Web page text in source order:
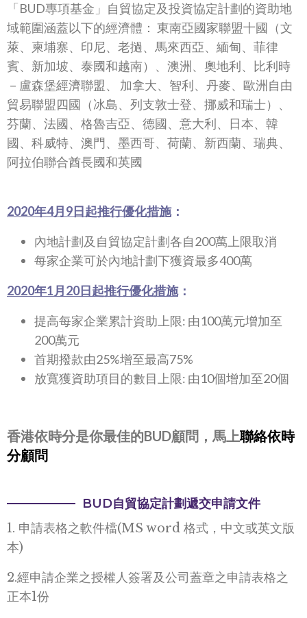
「BUD專項基金」自貿協定及投資協定計劃的資助地
域範圍涵蓋以下的經濟體： 東南亞國家聯盟十國（文
萊、柬埔寨、印尼、老撾、馬來西亞、緬甸、菲律
賓、新加坡、泰國和越南）、澳洲、奧地利、比利時
－盧森堡經濟聯盟、 加拿大、智利、丹麥、歐洲自由
貿易聯盟四國（冰島、列支敦士登、挪威和瑞士）、
芬蘭、法國、格魯吉亞、德國、意大利、日本、韓
國、科威特、澳門、墨西哥、荷蘭、新西蘭、瑞典、
阿拉伯聯合酋長國和英國
2020年4月9日起推行優化措施：
內地計劃及自貿協定計劃各自200萬上限取消
每家企業可於內地計劃下獲資最多400萬
2020年1月20日起推行優化措施：
提高每家企業累計資助上限: 由100萬元增加至
200萬元
首期撥款由25%增至最高75%
放寬獲資助項目的數目上限: 由10個增加至20個
香港依時分是你最佳的BUD顧問，馬上聯絡依時
分顧問
BUD自貿協定計劃遞交申請文件
1. 申請表格之軟件檔(MS word 格式，中文或英文版
本)
2.經申請企業之授權人簽署及公司蓋章之申請表格之
正本1份